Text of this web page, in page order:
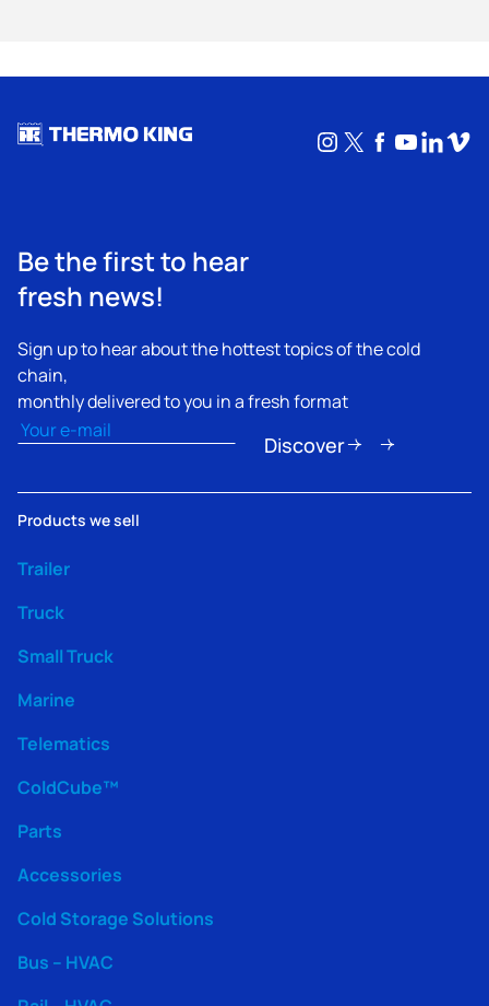
Instagram
X Facebook
Be the first to hear
fresh news!
Sign up to hear about the hottest topics of the cold
chain,
monthly delivered to you in a fresh format
Email(Nécessaire)
Discover
Products we sell
Trailer
Truck
Small Truck
Marine
Telematics
ColdCube™
Parts
Accessories
Cold Storage Solutions
Bus – HVAC